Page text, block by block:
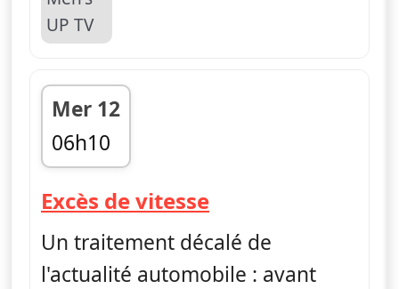
Mer 12
06h10
fin 06h30
Excès de vitesse— Excès de
Un traitement décalé de
l'actualité automobile : avant